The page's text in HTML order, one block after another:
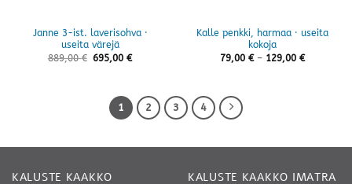
Janne 3-ist. laverisohva ·
useita värejä
889,00€ 695,00€
Kalle penkki, harmaa · useita
kokoja
79,00 € – 129,00 €
1 2 3 4
KALUSTE KAAKKO
KALUSTE KAAKKO IMATRA